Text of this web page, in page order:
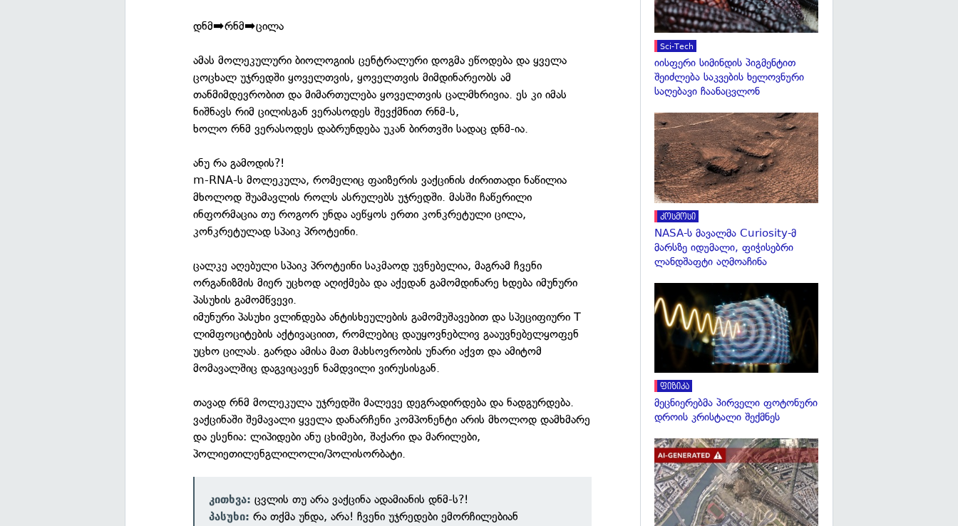
დნმ➡️რნმ➡️ცილა
ამას მოლეკულური ბიოლოგიის ცენტრალური დოგმა ეწოდება და ყველა
ცოცხალ უჯრედში ყოველთვის, ყოველთვის მიმდინარეობს ამ
თანმიმდევრობით და მიმართულება ყოველთვის ცალმხრივია. ეს კი იმას
ნიშნავს რიმ ცილისგან ვერასოდეს შევქმნით რნმ-ს,
ხოლო რნმ ვერასოდეს დაბრუნდება უკან ბირთვში სადაც დნმ-ია.
ანუ რა გამოდის?!
m-RNA-ს მოლეკულა, რომელიც ფაიზერის ვაქცინის ძირითადი ნაწილია
მხოლოდ შუამავლის როლს ასრულებს უჯრედში. მასში ჩაწერილი
ინფორმაცია თუ როგორ უნდა აეწყოს ერთი კონკრეტული ცილა,
კონკრეტულად სპაიკ პროტეინი.
ცალკე აღებული სპაიკ პროტეინი საკმაოდ უვნებელია, მაგრამ ჩვენი
ორგანიზმის მიერ უცხოდ აღიქმება და აქედან გამომდინარე ხდება იმუნური
პასუხის გამომწვევი.
იმუნური პასუხი ვლინდება ანტისხეულების გამომუშავებით და სპეციფიური T
ლიმფოციტების აქტივაციით, რომლებიც დაუყოვნებლივ გააუვნებელყოფენ
უცხო ცილას. გარდა ამისა მათ მახსოვრობის უნარი აქვთ და ამიტომ
მომავალშიც დაგვიცავენ ნამდვილი ვირუსისგან.
თავად რნმ მოლეკულა უჯრედში მალევე დეგრადირდება და ნადგურდება.
ვაქცინაში შემავალი ყველა დანარჩენი კომპონენტი არის მხოლოდ დამხმარე
და ესენია: ლიპიდები ანუ ცხიმები, შაქარი და მარილები,
პოლიეთილენგლილოლი/პოლისორბატი.
კითხვა: ცვლის თუ არა ვაქცინა ადამიანის დნმ-ს?!
პასუხი: რა თქმა უნდა, არა! ჩვენი უჯრედები ემორჩილებიან
Sci-Tech
იისფერი სიმინდის პიგმენტით
შეიძლება საკვების ხელოვნური
საღებავი ჩაანაცვლონ
კოსმოსი
NASA-ს მავალმა Curiosity-მ
მარსზე იდუმალი, ფიჭისებრი
ლანდშაფტი აღმოაჩინა
ფიზიკა
მეცნიერებმა პირველი ფოტონური
დროის კრისტალი შექმნეს